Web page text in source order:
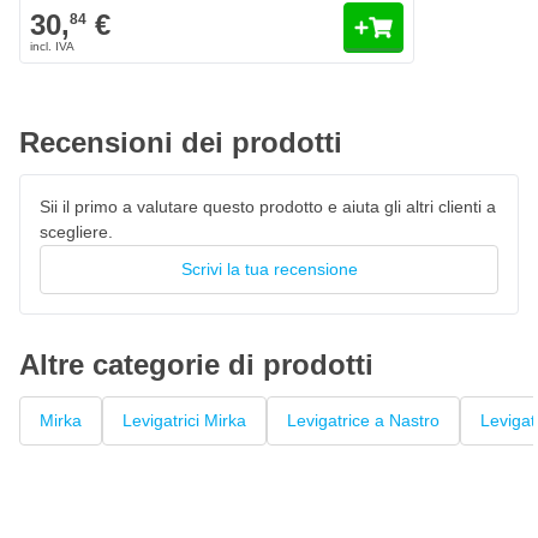
30,84 €
Recensioni dei prodotti
Sii il primo a valutare questo prodotto e aiuta gli altri clienti a
scegliere.
Scrivi la tua recensione
Altre categorie di prodotti
Mirka Levigatrici Mirka Levigatrice a Nastro